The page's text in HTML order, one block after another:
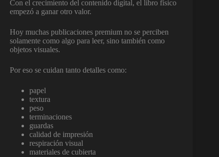
Con el crecimiento del contenido digital, el libro físico
empezó a ganar otro valor.
Hoy muchas publicaciones premium no se perciben
solamente como algo para leer, sino también como
objetos visuales.
Por eso se cuidan tanto detalles como:
papel
textura
peso
terminaciones
guardas
calidad de impresión
respiración visual
materiales de cubierta